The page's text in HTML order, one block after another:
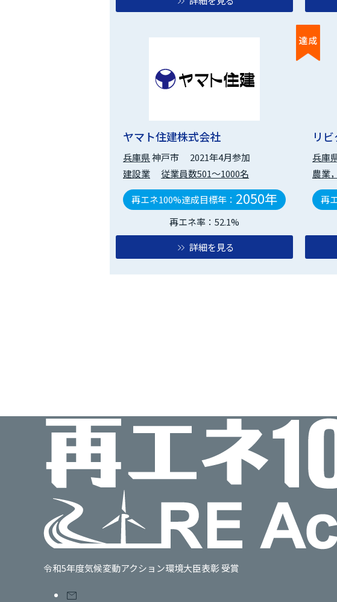
ヤマト住建株式会社
兵庫県神戸市
2021年4月参加
建設業
従業員数501～1000名
再エネ100%達成目標年： 2050年
再エネ率：52.1%
詳細を見る
リ
兵庫
農業
再
令和5年度気候変動アクション環境大臣表彰 受賞
mail